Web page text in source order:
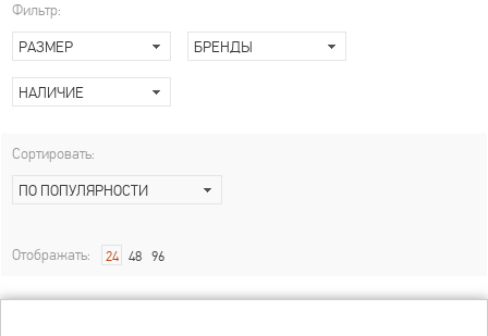
Фильтр:
РАЗМЕР
БРЕНДЫ
НАЛИЧИЕ
Сортировать:
ПО ПОПУЛЯРНОСТИ
Отображать: 24 48 96